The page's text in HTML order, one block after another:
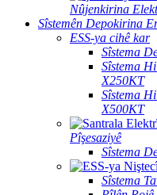
Nûjenkirina
Sîstemên Depokirina
ESS-ya cihê kar
Sîstema
Sîstema
X250KT
Sîstema
X500KT
Pîşesaziyê
Sîstema
Sîstema